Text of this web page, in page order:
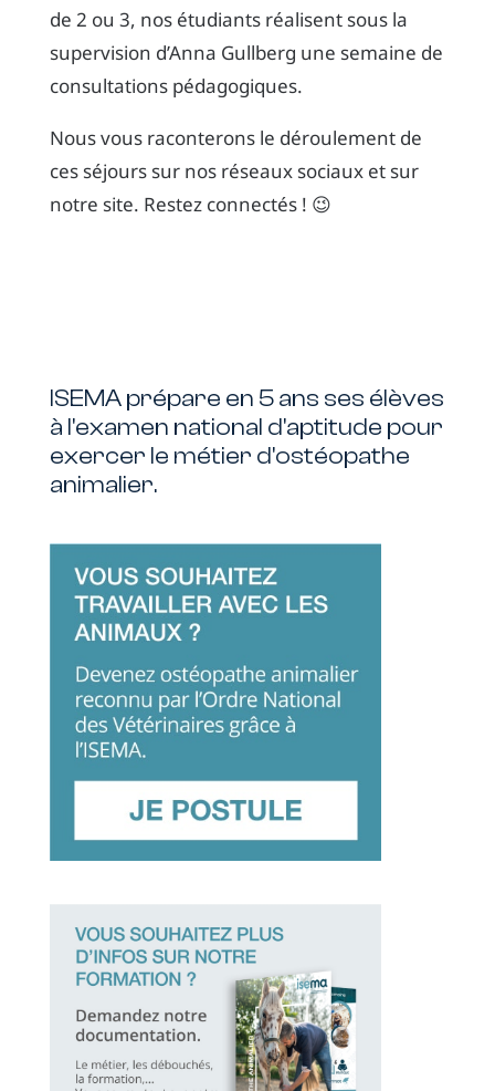
de 2 ou 3, nos étudiants réalisent sous la
supervision d’Anna Gullberg une semaine de
consultations pédagogiques.
Nous vous raconterons le déroulement de
ces séjours sur nos réseaux sociaux et sur
notre site. Restez connectés ! 😉
ISEMA prépare en 5 ans ses élèves
à l'examen national d'aptitude pour
exercer le métier d'ostéopathe
animalier.